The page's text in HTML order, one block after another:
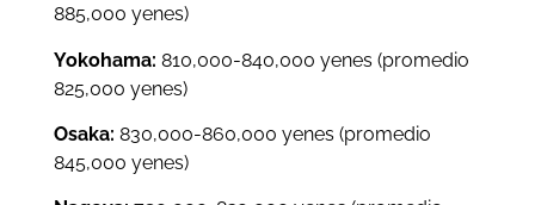
885,000 yenes)
Yokohama: 810,000-840,000 yenes (promedio
825,000 yenes)
Osaka: 830,000-860,000 yenes (promedio
845,000 yenes)